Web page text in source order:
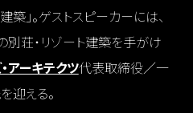
築」。ゲストスピーカーには、
荘・リゾート建築を手がけ
アーキテクツ代表取締役／一
迎える。